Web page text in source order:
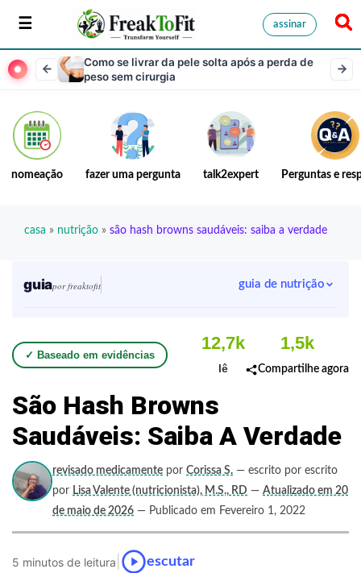
assinar
Como se livrar da pele solta após a perda de
peso sem cirurgia
nomeação fazer uma pergunta talk2expert Perguntas e
casa » nutrição » são hash browns saudáveis: saiba a verdade
guiapor freaktofit guia de nutrição
✓ Baseado em evidências
12,7k
lê
1,5k
Compartilhe agora
São Hash Browns
Saudáveis: Saiba A Verdade
revisado medicamente por Corissa S. — escrito por escrito
por Lisa Valente (nutricionista), M.S., RD — Atualizado em 20
de maio de 2026 — Publicado em Fevereiro 1, 2022
5 minutos de leitura escutar